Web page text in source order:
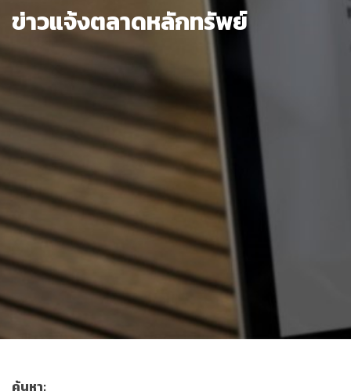
ข่าวแจ้งตลาดหลักทรัพย์
ค้นหา: